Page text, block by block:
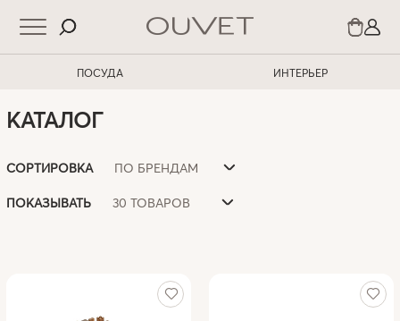
ПОСУДА ИНТЕРЬЕР
КАТАЛОГ
СОРТИРОВКА ПО БРЕНДАМ
ПОКАЗЫВАТЬ 30 ТОВАРОВ